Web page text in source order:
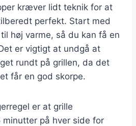
kræver lidt teknik for at
perfekt. Start med
høj varme, så du kan få en
er vigtigt at undgå at
rundt på grillen, da det
får en god skorpe.
er at grille
på hver side for